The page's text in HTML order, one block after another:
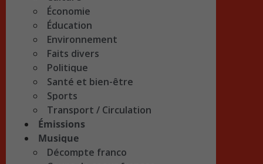
Économie
Éducation
Environnement
Faits divers
Politique
Santé et bien-être
Sports
Transport / Circulation
Émissions
Musique
Décompte franco